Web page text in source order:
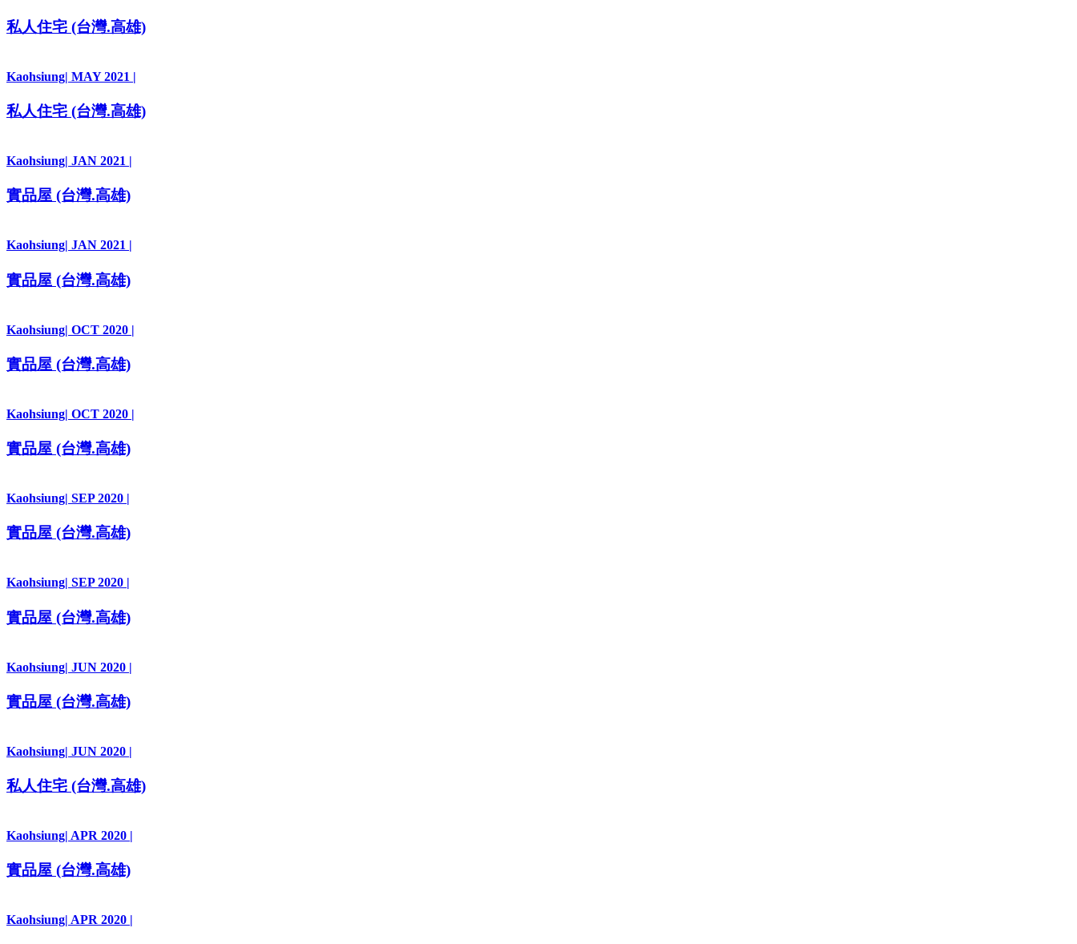
私人住宅 (台灣.高雄)
Kaohsiung| MAY 2021 |
私人住宅 (台灣.高雄)
Kaohsiung| JAN 2021 |
實品屋 (台灣.高雄)
Kaohsiung| JAN 2021 |
實品屋 (台灣.高雄)
Kaohsiung| OCT 2020 |
實品屋 (台灣.高雄)
Kaohsiung| OCT 2020 |
實品屋 (台灣.高雄)
Kaohsiung| SEP 2020 |
實品屋 (台灣.高雄)
Kaohsiung| SEP 2020 |
實品屋 (台灣.高雄)
Kaohsiung| JUN 2020 |
實品屋 (台灣.高雄)
Kaohsiung| JUN 2020 |
私人住宅 (台灣.高雄)
Kaohsiung| APR 2020 |
實品屋 (台灣.高雄)
Kaohsiung| APR 2020 |